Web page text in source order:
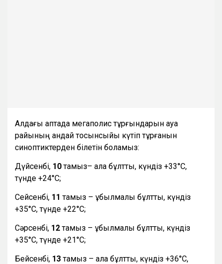
Алдағы аптада мегаполис тұрғындарын ауа
райының қандай тосынсыйы күтіп тұрғанын
синоптиктерден білетін боламыз:
Дүйсенбі, 10тамыз– ала бұлтты, күндіз +33°С,
түнде +24°С;
Сейсенбі, 11тамыз – құбылмалы бұлтты, күндіз
+35°С, түнде +22°С;
Сәрсенбі, 12тамыз – құбылмалы бұлтты, күндіз
+35°С, түнде +21°С;
Бейсенбі, 13тамыз – ала бұлтты, күндіз +36°С,